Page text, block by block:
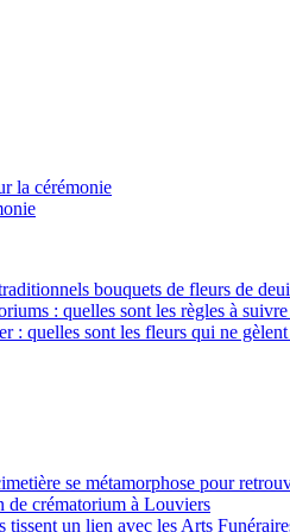
la cérémonie
bouquets de fleurs de
: quelles sont les règles à
: quelles sont les fleurs qui ne gèlent
se métamorphose pour
de crématorium à Louviers
tissent un lien avec les Arts